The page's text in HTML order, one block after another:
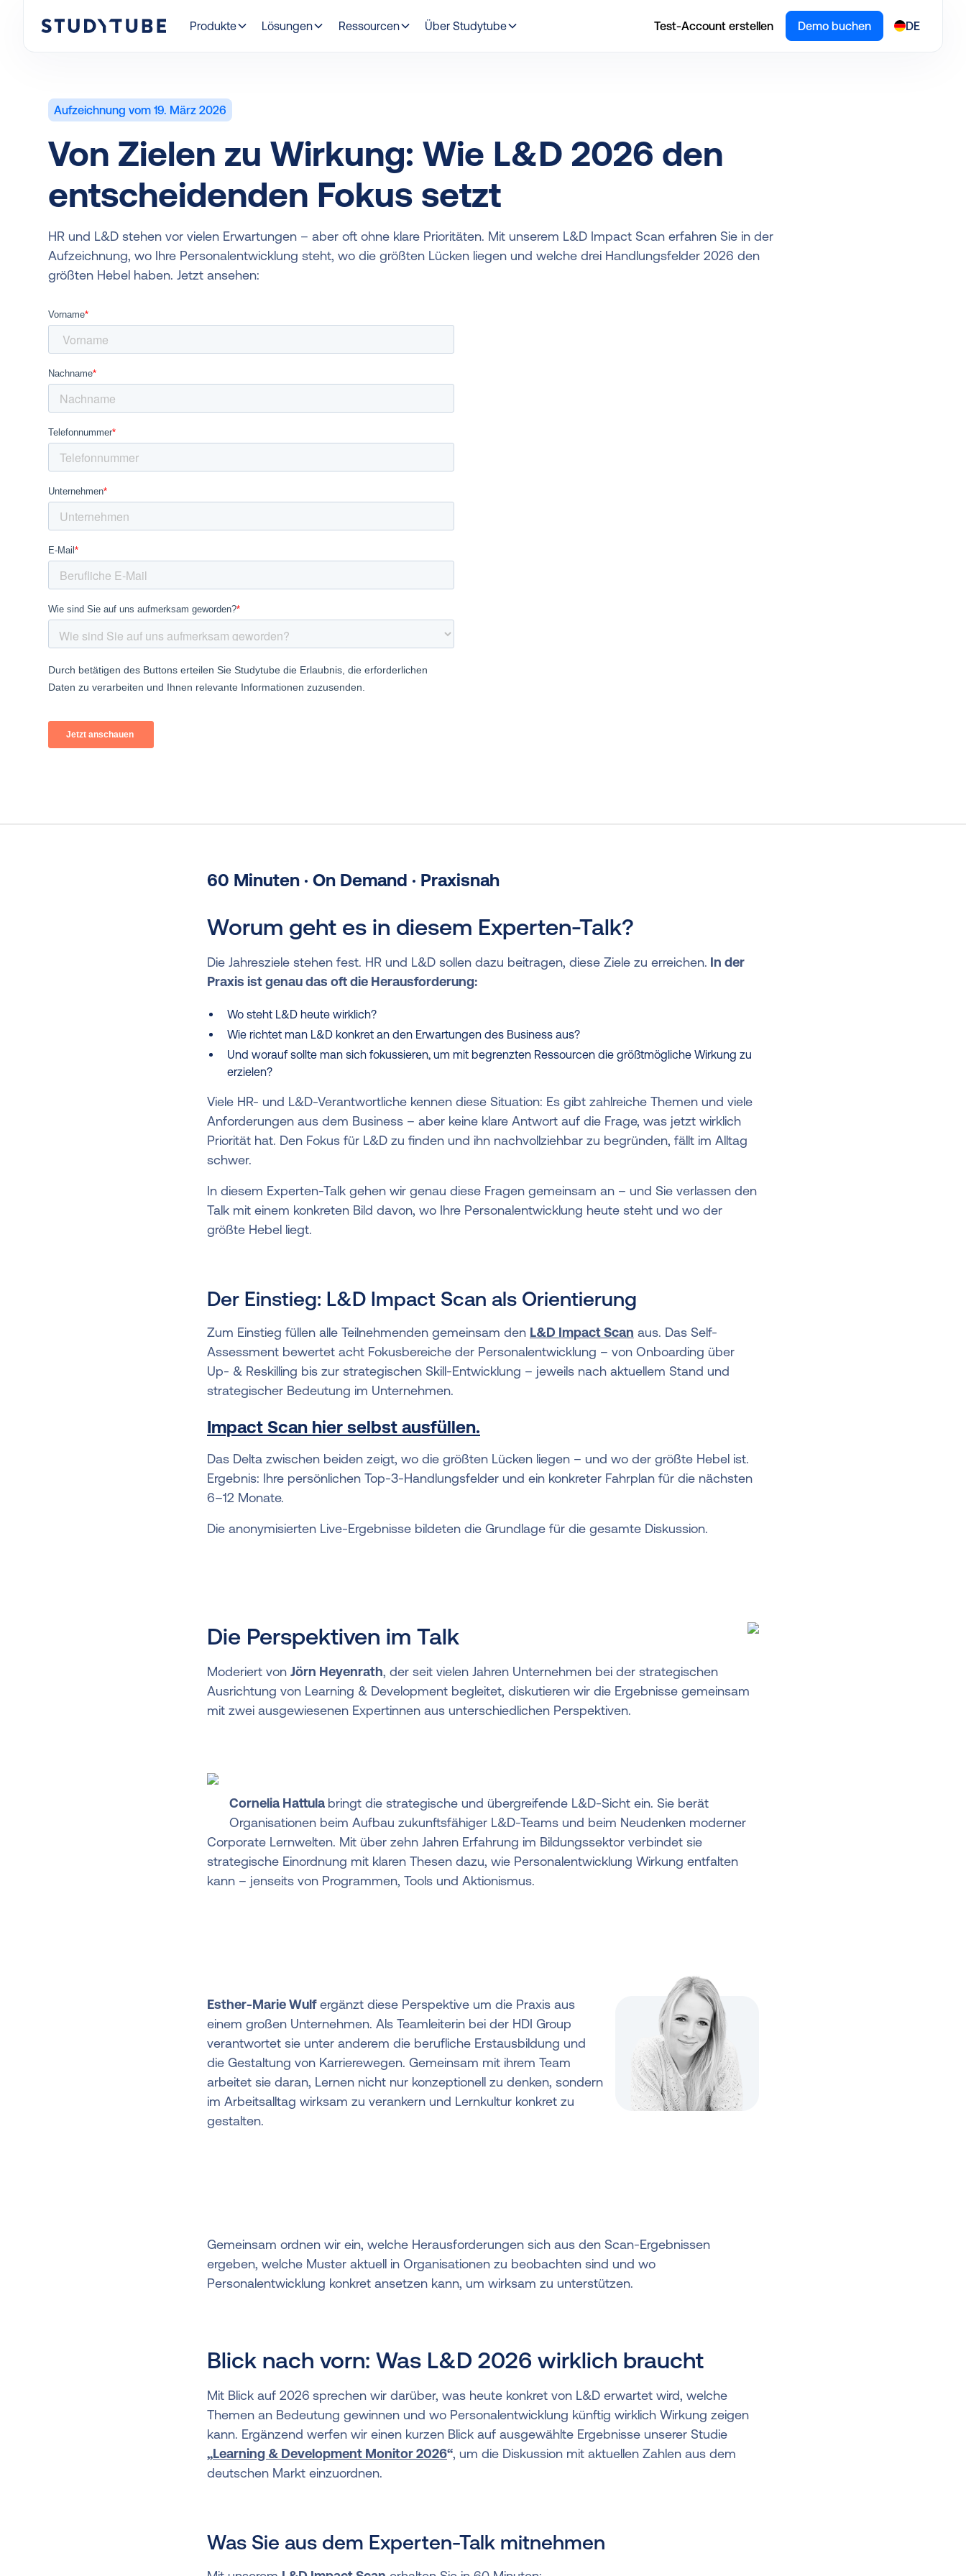
Produkte Lösungen Ressourcen Über Studytube Test-Account erstellen Demo buchen DE
Aufzeichnung vom 19. März 2026
Von Zielen zu Wirkung: Wie L&D 2026 den
entscheidenden Fokus setzt
HR und L&D stehen vor vielen Erwartungen – aber oft ohne klare Prioritäten. Mit unserem L&D Impact Scan erfahren Sie in der
Aufzeichnung, wo Ihre Personalentwicklung steht, wo die größten Lücken liegen und welche drei Handlungsfelder 2026 den
größten Hebel haben. Jetzt ansehen:
60 Minuten · On Demand · Praxisnah
Worum geht es in diesem Experten-Talk?
Die Jahresziele stehen fest. HR und L&D sollen dazu beitragen, diese Ziele zu erreichen. In der
Praxis ist genau das oft die Herausforderung:
Wo steht L&D heute wirklich?
Wie richtet man L&D konkret an den Erwartungen des Business aus?
Und worauf sollte man sich fokussieren, um mit begrenzten Ressourcen die größtmögliche Wirkung zu
erzielen?
Viele HR- und L&D-Verantwortliche kennen diese Situation: Es gibt zahlreiche Themen und viele
Anforderungen aus dem Business – aber keine klare Antwort auf die Frage, was jetzt wirklich
Priorität hat. Den Fokus für L&D zu finden und ihn nachvollziehbar zu begründen, fällt im Alltag
schwer.
In diesem Experten-Talk gehen wir genau diese Fragen gemeinsam an – und Sie verlassen den
Talk mit einem konkreten Bild davon, wo Ihre Personalentwicklung heute steht und wo der
größte Hebel liegt.
Der Einstieg: L&D Impact Scan als Orientierung
Zum Einstieg füllen alle Teilnehmenden gemeinsam den L&D Impact Scan aus. Das Self-
Assessment bewertet acht Fokusbereiche der Personalentwicklung – von Onboarding über
Up- & Reskilling bis zur strategischen Skill-Entwicklung – jeweils nach aktuellem Stand und
strategischer Bedeutung im Unternehmen.
Impact Scan hier selbst ausfüllen.
Das Delta zwischen beiden zeigt, wo die größten Lücken liegen – und wo der größte Hebel ist.
Ergebnis: Ihre persönlichen Top-3-Handlungsfelder und ein konkreter Fahrplan für die nächsten
6–12 Monate.
Die anonymisierten Live-Ergebnisse bildeten die Grundlage für die gesamte Diskussion.
Die Perspektiven im Talk
Moderiert von Jörn Heyenrath, der seit vielen Jahren Unternehmen bei der strategischen
Ausrichtung von Learning & Development begleitet, diskutieren wir die Ergebnisse gemeinsam
mit zwei ausgewiesenen Expertinnen aus unterschiedlichen Perspektiven.
Cornelia Hattula bringt die strategische und übergreifende L&D-Sicht ein. Sie berät
Organisationen beim Aufbau zukunftsfähiger L&D-Teams und beim Neudenken moderner
Corporate Lernwelten. Mit über zehn Jahren Erfahrung im Bildungssektor verbindet sie
strategische Einordnung mit klaren Thesen dazu, wie Personalentwicklung Wirkung entfalten
kann – jenseits von Programmen, Tools und Aktionismus.
Esther-Marie Wulfergänzt diese Perspektive um die Praxis aus
einem großen Unternehmen. Als Teamleiterin bei der HDI Group
verantwortet sie unter anderem die berufliche Erstausbildung und
die Gestaltung von Karrierewegen. Gemeinsam mit ihrem Team
arbeitet sie daran, Lernen nicht nur konzeptionell zu denken, sondern
im Arbeitsalltag wirksam zu verankern und Lernkultur konkret zu
gestalten.
Gemeinsam ordnen wir ein, welche Herausforderungen sich aus den Scan-Ergebnissen
ergeben, welche Muster aktuell in Organisationen zu beobachten sind und wo
Personalentwicklung konkret ansetzen kann, um wirksam zu unterstützen.
Blick nach vorn: Was L&D 2026 wirklich braucht
Mit Blick auf 2026 sprechen wir darüber, was heute konkret von L&D erwartet wird, welche
Themen an Bedeutung gewinnen und wo Personalentwicklung künftig wirklich Wirkung zeigen
kann. Ergänzend werfen wir einen kurzen Blick auf ausgewählte Ergebnisse unserer Studie
„Learning & Development Monitor 2026“, um die Diskussion mit aktuellen Zahlen aus dem
deutschen Markt einzuordnen.
Was Sie aus dem Experten-Talk mitnehmen